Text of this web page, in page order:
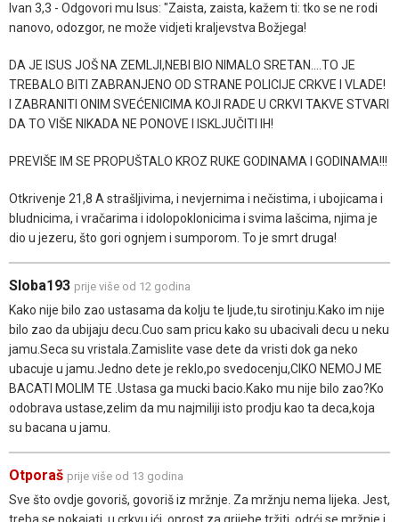
Ivan 3,3 - Odgovori mu Isus: "Zaista, zaista, kažem ti: tko se ne rodi
nanovo, odozgor, ne može vidjeti kraljevstva Božjega!
DA JE ISUS JOŠ NA ZEMLJI,NEBI BIO NIMALO SRETAN....TO JE
TREBALO BITI ZABRANJENO OD STRANE POLICIJE CRKVE I VLADE!
I ZABRANITI ONIM SVEĆENICIMA KOJI RADE U CRKVI TAKVE STVARI
DA TO VIŠE NIKADA NE PONOVE I ISKLJUČITI IH!
PREVIŠE IM SE PROPUŠTALO KROZ RUKE GODINAMA I GODINAMA!!!
Otkrivenje 21,8 A strašljivima, i nevjernima i nečistima, i ubojicama i
bludnicima, i vračarima i idolopoklonicima i svima lašcima, njima je
dio u jezeru, što gori ognjem i sumporom. To je smrt druga!
Sloba193 prije više od 12 godina
Kako nije bilo zao ustasama da kolju te ljude,tu sirotinju.Kako im nije
bilo zao da ubijaju decu.Cuo sam pricu kako su ubacivali decu u neku
jamu.Seca su vristala.Zamislite vase dete da vristi dok ga neko
ubacuje u jamu.Jedno dete je reklo,po svedocenju,CIKO NEMOJ ME
BACATI MOLIM TE .Ustasa ga mucki bacio.Kako mu nije bilo zao?Ko
odobrava ustase,zelim da mu najmiliji isto prodju kao ta deca,koja
su bacana u jamu.
Otporaš prije više od 13 godina
Sve što ovdje govoriš, govoriš iz mržnje. Za mržnju nema lijeka. Jest,